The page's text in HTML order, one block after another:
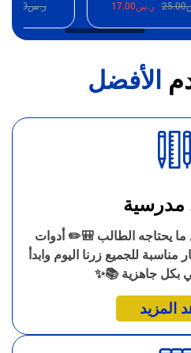
ر.س 17.00 ر.س25.00
الأفضل
مدرسية
ما يحتاجه الطالب 🎒✏️ أدوات
للجميع زرنا اليوم وابدأ
بكل جاهزية 📚✨
المزيد